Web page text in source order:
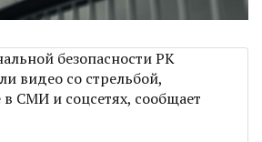
безопасности РК
видео со стрельбой,
СМИ и соцсетях, сообщает